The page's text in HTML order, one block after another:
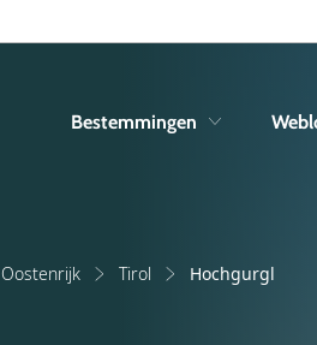
Bestemmingen
Oostenrijk Tirol Hochgurgl